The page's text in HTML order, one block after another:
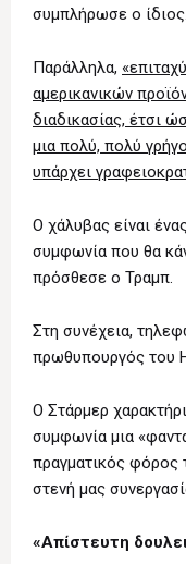
συμπλήρωσε ο ίδιος.
Παράλληλα,
αμερικανικών
διαδικασίας, έτσι
μια πολύ, πολύ
υπάρχει
Ο χάλυβας είναι
συμφωνία που θα
πρόσθεσε ο Τραμπ.
Στη συνέχεια,
πρωθυπουργός του
Ο Στάρμερ
συμφωνία μια
πραγματικός φόρος
στενή μας
«Απίστευτη